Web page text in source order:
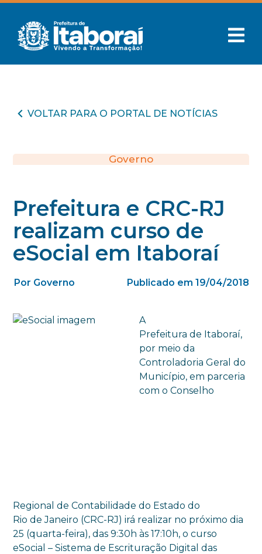
VOLTAR PARA O PORTAL DE NOTÍCIAS
Governo
Prefeitura e CRC-RJ
realizam curso de
eSocial em Itaboraí
Por Governo Publicado em 19/04/2018
A
Prefeitura de Itaboraí,
por meio da
Controladoria Geral do
Município, em parceria
com o Conselho
Regional de Contabilidade do Estado do
Rio de Janeiro (CRC-RJ) irá realizar no próximo dia
25 (quarta-feira), das 9:30h às 17:10h, o curso
eSocial – Sistema de Escrituração Digital das